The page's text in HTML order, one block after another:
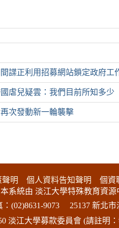
諜正利用招募網站鎖定政府工
虐兒疑雲：我們目前所知多少
次發動新一輪襲擊
明 個人資料告知聲明 個資
本系統由 淡江大學特殊教育資源
：(02)8631-9073
25137 新北
淡江大學募款委員會 (請註明